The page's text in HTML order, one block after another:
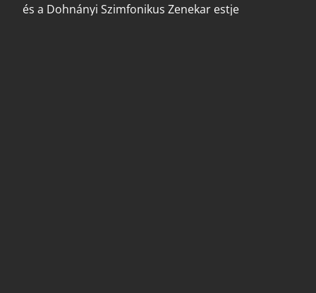
és a Dohnányi Szimfonikus Zenekar estje